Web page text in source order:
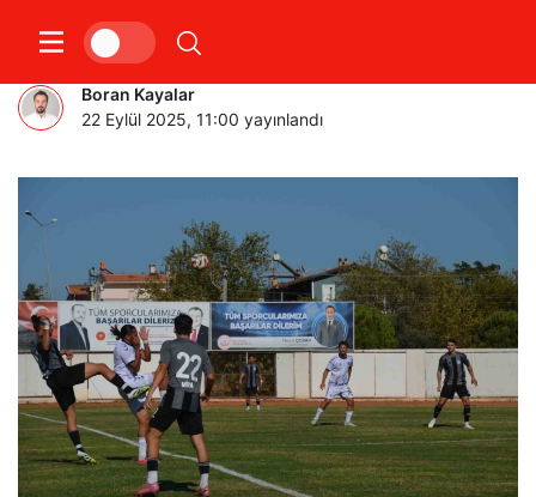
Söke 1970, 3 puanı 3 golle aldı
Boran Kayalar
22 Eylül 2025, 11:00 yayınlandı